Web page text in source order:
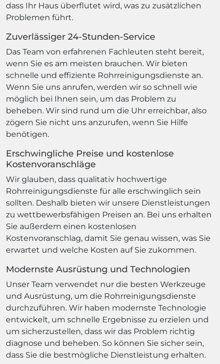
dass Ihr Haus überflutet wird, was zu zusätzlichen
Problemen führt.
Zuverlässiger 24-Stunden-Service
Das Team von erfahrenen Fachleuten steht bereit,
wenn Sie es am meisten brauchen. Wir bieten
schnelle und effiziente Rohrreinigungsdienste an.
Wenn Sie uns anrufen, werden wir so schnell wie
möglich bei Ihnen sein, um das Problem zu
beheben. Wir sind rund um die Uhr erreichbar, also
zögern Sie nicht uns anzurufen, wenn Sie Hilfe
benötigen.
Erschwingliche Preise und kostenlose
Kostenvoranschläge
Wir glauben, dass qualitativ hochwertige
Rohrreinigungsdienste für alle erschwinglich sein
sollten. Deshalb bieten wir unsere Dienstleistungen
zu wettbewerbsfähigen Preisen an. Bei uns erhalten
Sie außerdem einen kostenlosen
Kostenvoranschlag, damit Sie genau wissen, was Sie
erwartet und welche Kosten auf Sie zukommen.
Modernste Ausrüstung und Technologien
Unser Team verwendet nur die besten Werkzeuge
und Ausrüstung, um die Rohrreinigungsdienste
durchzuführen. Wir haben modernste Technologie
entwickelt, um schnelle Ergebnisse zu erzielen und
um sicherzustellen, dass wir das Problem richtig
diagnose und beheben. So können Sie sicher sein,
dass Sie die bestmögliche Dienstleistung erhalten.